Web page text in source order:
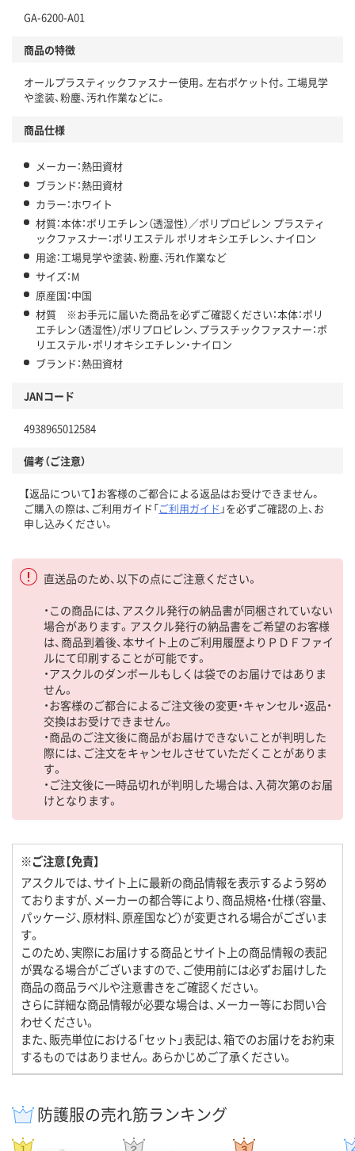
GA-6200-A01
商品の特徴
オールプラスティックファスナー使用。左右ポケット付。工場見学
や塗装、粉塵、汚れ作業などに。
商品仕様
メーカー：熱田資材
ブランド：熱田資材
カラー：ホワイト
材質：本体：ポリエチレン（透湿性）／ポリプロピレン プラスティ
ックファスナー：ポリエステル ポリオキシエチレン、ナイロン
用途：工場見学や塗装、粉塵、汚れ作業など
サイズ：M
原産国：中国
材質 ※お手元に届いた商品を必ずご確認ください：本体：ポリ
エチレン（透湿性）/ポリプロピレン、プラスチックファスナー：ポ
リエステル・ポリオキシエチレン・ナイロン
ブランド：熱田資材
JANコード
4938965012584
備考（ご注意）
【返品について】お客様のご都合による返品はお受けできません。
ご購入の際は、ご利用ガイド「ご利用ガイド 」を必ずご確認の上、お
申し込みください。
直送品のため、以下の点にご注意ください。
・この商品には、アスクル発行の納品書が同梱されていない
場合があります。アスクル発行の納品書をご希望のお客様
は、商品到着後、本サイト上のご利用履歴よりＰＤＦファイ
ルにて印刷することが可能です。
・アスクルのダンボールもしくは袋でのお届けではありま
せん。
・お客様のご都合によるご注文後の変更・キャンセル・返品・
交換はお受けできません。
・商品のご注文後に商品がお届けできないことが判明した
際には、ご注文をキャンセルさせていただくことがありま
す。
・ご注文後に一時品切れが判明した場合は、入荷次第のお届
けとなります。
※ご注意【免責】
アスクルでは、サイト上に最新の商品情報を表示するよう努め
ておりますが、メーカーの都合等により、商品規格・仕様（容量、
パッケージ、原材料、原産国など）が変更される場合がございま
す。
このため、実際にお届けする商品とサイト上の商品情報の表記
が異なる場合がございますので、ご使用前には必ずお届けした
商品の商品ラベルや注意書きをご確認ください。
さらに詳細な商品情報が必要な場合は、メーカー等にお問い合
わせください。
また、販売単位における「セット」表記は、箱でのお届けをお約束
するものではありません。あらかじめご了承ください。
防護服の売れ筋ランキング